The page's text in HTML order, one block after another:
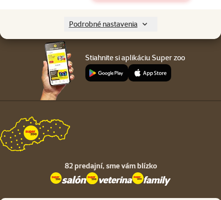
Podrobné nastavenia
Stiahnite si aplikáciu Super zoo
82 predajní, sme vám blízko